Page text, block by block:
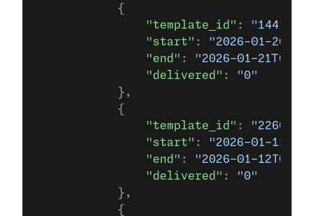
            {
                "template_id"
:
                "start"
:
"2026-01-
                "end"
:
"2026-01-
                "delivered"
:
"0"
            },
            {
                "template_id"
:
                "start"
:
"2026-01-
                "end"
:
"2026-01-
                "delivered"
:
"0"
            },
            {